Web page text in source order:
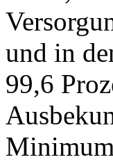
und in
99,6